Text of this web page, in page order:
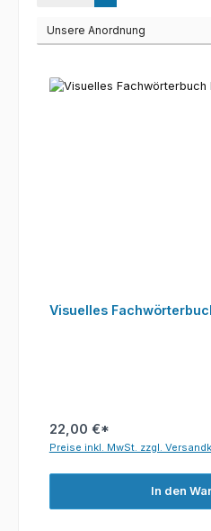
Visuelles
22,00 €*
Preise inkl. MwSt. zzgl.
In den